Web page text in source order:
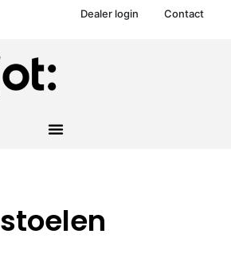
Dealer login Contact
stoelen